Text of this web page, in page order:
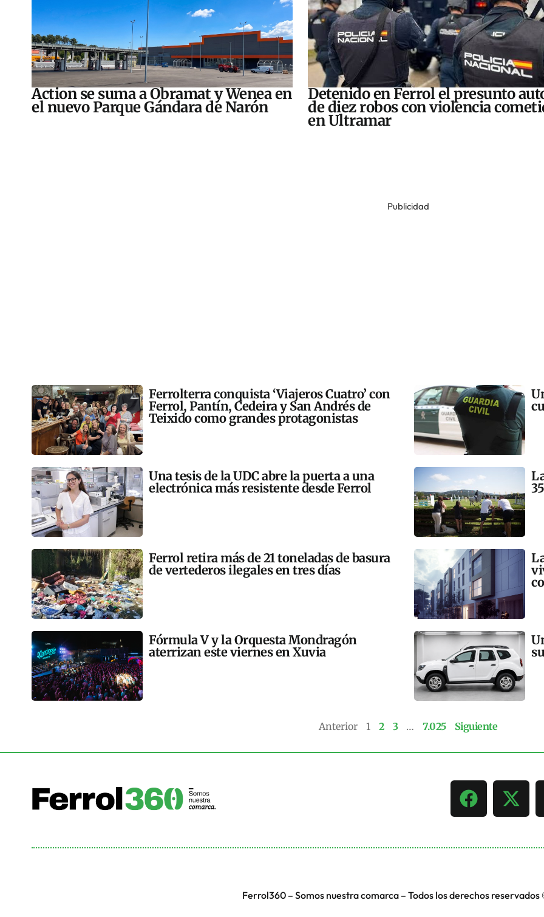
Action se suma a Obramat y Wenea en
el nuevo Parque Gándara de Narón
Detenido en Ferrol el presunto
de diez robos con violencia
en Ultramar
Publicidad
Ferrolterra conquista ‘Viajeros Cuatro’ con
Ferrol, Pantín, Cedeira y San Andrés de
Teixido como grandes protagonistas
Una tesis de la UDC abre la puerta a una
electrónica más resistente desde Ferrol
Ferrol retira más de 21 toneladas de basura
de vertederos ilegales en tres días
Fórmula V y la Orquesta Mondragón
aterrizan este viernes en Xuvia
Anterior 1 2 3 … 7.025 Siguiente
Ferrol360 – Somos nuestra comarca – Todos los derechos